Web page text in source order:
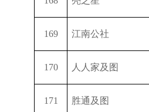
169 江南公社
170 人人家及图
171 胜通及图